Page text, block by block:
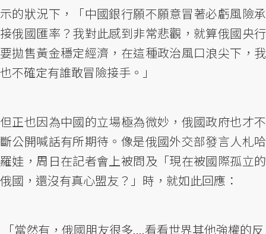
示的狀況下，「中國銀行願不願意冒著必虧風險承
接俄國匯率？我對此感到非常悲觀，就算俄國央行
要拋售黃金穩定經濟，在這種政治風口浪尖下，我
也不確定有誰敢冒險接手。」
但正也因為中國的立場極為微妙，俄國政府也才不
斷公開喊話有所期待。像是俄國外交部發言人札哈
羅娃，周日在記者會上被問及「現在被國際孤立的
俄國，還沒有真心盟友？」時，就如此回應：
「當然有，俄國朋友很多....看看世界其他強權的反